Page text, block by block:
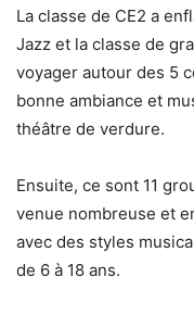
La classe de CE2 a
Jazz et la classe de
voyager autour des 5
bonne ambiance et
théâtre de verdure.
Ensuite, ce sont 11
venue nombreuse et
avec des styles
de 6 à 18 ans.